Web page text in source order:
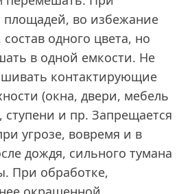
во избежание
одного цвета, но
в одной емкости. Не
контактирующие
(окна, двери, мебель
и пр. Запрещается
угрозе, вовремя и в
дождя, сильного тумана
При обработке,